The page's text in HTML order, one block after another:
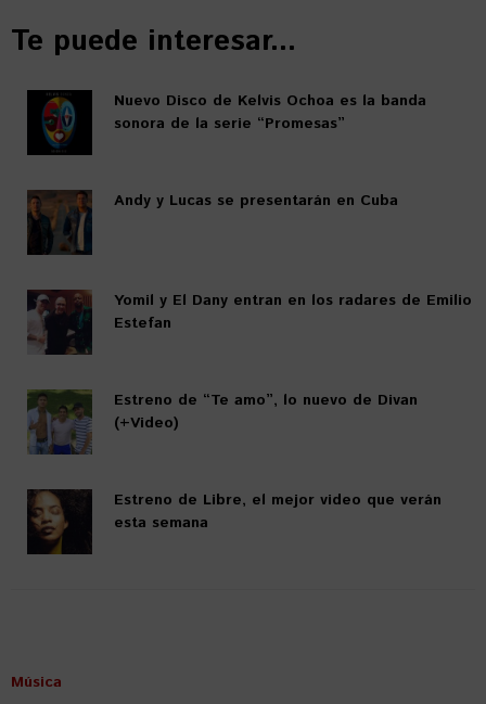
Te puede interesar...
Nuevo Disco de Kelvis Ochoa es la banda
sonora de la serie “Promesas”
Andy y Lucas se presentarán en Cuba
Yomil y El Dany entran en los radares de Emilio
Estefan
Estreno de “Te amo”, lo nuevo de Divan
(+Video)
Estreno de Libre, el mejor video que verán
esta semana
Música